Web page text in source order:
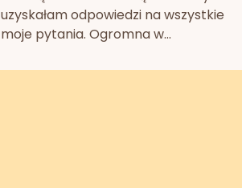
uzyskałam odpowiedzi na wszystkie
moje pytania. Ogromna w...